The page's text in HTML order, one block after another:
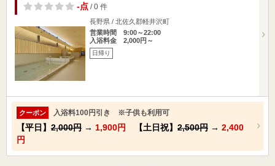
-点/ 0 件
長野県 / 北佐久郡軽井沢町
営業時間 9:00～22:00
入浴料金 2,000円～
日帰り
クーポン 入浴料100円引き ※子供も利用可
【平日】 2,000円 → 1,900円 【土日祝】 2,500円 → 2,400
円